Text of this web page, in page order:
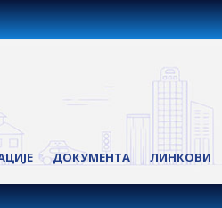
ДОКУМЕНТА ЛИНКОВИ